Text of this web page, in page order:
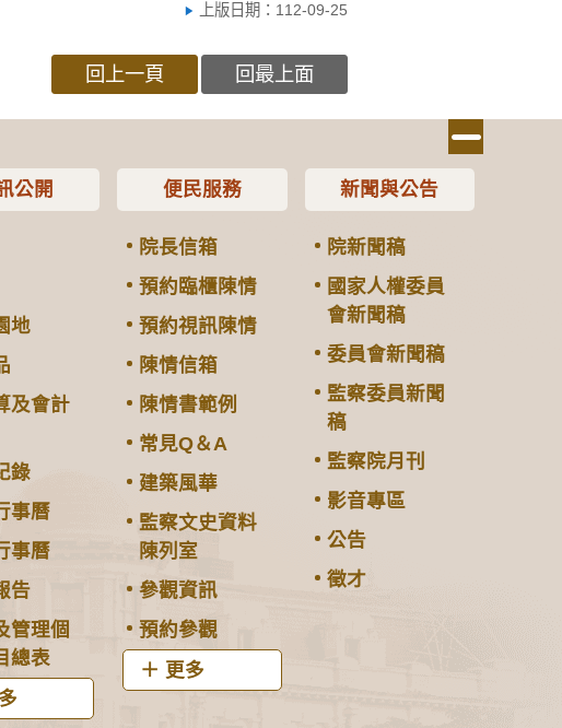
上版日期：112-09-25
回上一頁 回最上面
公開
地
及會計
錄
事曆
事曆
告
管理個
總表
便民服務
院長信箱
預約臨櫃陳情
預約視訊陳情
陳情信箱
陳情書範例
常見Q＆A
建築風華
監察文史資料
陳列室
參觀資訊
預約參觀
更多
新聞與公告
院新聞稿
國家人權委員
會新聞稿
委員會新聞稿
監察委員新聞
稿
監察院月刊
影音專區
公告
徵才